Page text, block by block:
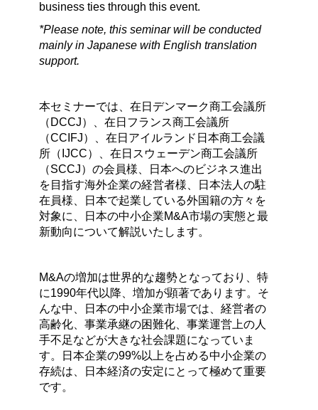
business ties through this event.
*Please note, this seminar will be conducted
mainly in Japanese with English translation
support.
本セミナーでは、在日デンマーク商工会議所
（DCCJ）、在日フランス商工会議所
（CCIFJ）、在日アイルランド日本商工会議
所（IJCC）、在日スウェーデン商工会議所
（SCCJ）の会員様、日本へのビジネス進出
を目指す海外企業の経営者様、日本法人の駐
在員様、日本で起業している外国籍の方々を
対象に、日本の中小企業M&A市場の実態と最
新動向について解説いたします。
M&Aの増加は世界的な趨勢となっており、特
に1990年代以降、増加が顕著であります。そ
んな中、日本の中小企業市場では、経営者の
高齢化、事業承継の困難化、事業運営上の人
手不足などが大きな社会課題になっていま
す。日本企業の99%以上を占める中小企業の
存続は、日本経済の安定にとって極めて重要
です。